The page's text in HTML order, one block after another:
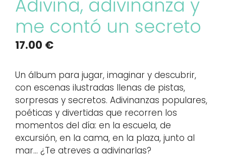
Adivina, adivinanza y
me contó un secreto
17.00 €
Un álbum para jugar, imaginar y descubrir,
con escenas ilustradas llenas de pistas,
sorpresas y secretos. Adivinanzas populares,
poéticas y divertidas que recorren los
momentos del día: en la escuela, de
excursión, en la cama, en la plaza, junto al
mar… ¿Te atreves a adivinarlas?